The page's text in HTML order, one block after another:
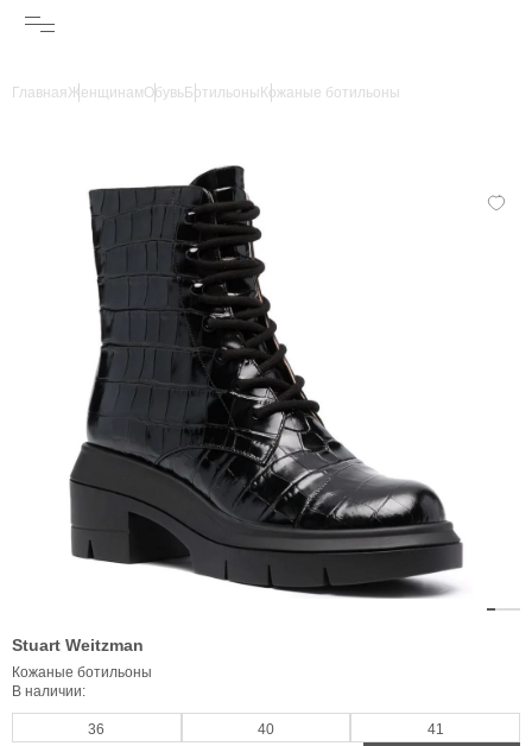
ГлавнаяЖенщинамОбувьБотильоны Кожаные ботильоны
Stuart Weitzman
Кожаные ботильоны
В наличии:
36 40 41